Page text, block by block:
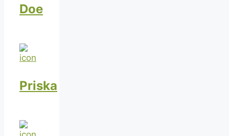
Doe
Priska